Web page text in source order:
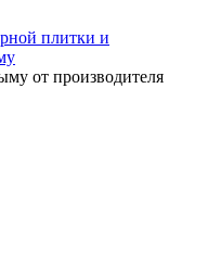
от производителя